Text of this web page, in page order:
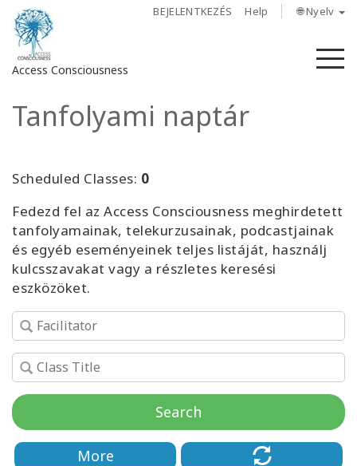
BEJELENTKEZÉS Help 🌐 Nyelv
Access Consciousness
Bejelentkezés
Access
Bars
Régiók
Tanfolyamok
Facilitators
Tanfolyami naptár
Scheduled Classes: 0
Fedezd fel az Access Consciousness meghirdetett
tanfolyamainak, telekurzusainak, podcastjainak
és egyéb eseményeinek teljes listáját, használj
kulcsszavakat vagy a részletes keresési
eszközöket.
Search
More